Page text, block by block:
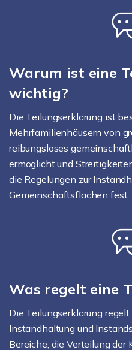
Warum ist eine
wichtig?
Die Teilungserklärung ist
Mehrfamilienhäusern von
reibungsloses
ermöglicht und
die Regelungen zur
Gemeinschaftsflächen fest.
Was regelt eine
Die Teilungserklärung
Instandhaltung und
Bereiche, die Verteilung der